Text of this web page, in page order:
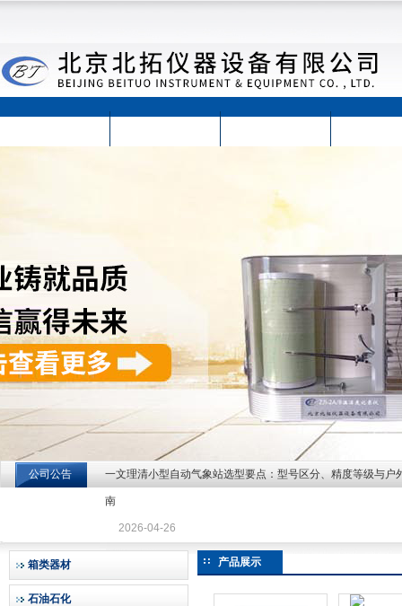
北京北拓仪器设备有限公司
公司公告 一文理清小型自动气象站选型要点：型号区分、精度等级与户
南
2026-04-26
箱类器材
石油石化
产品展示